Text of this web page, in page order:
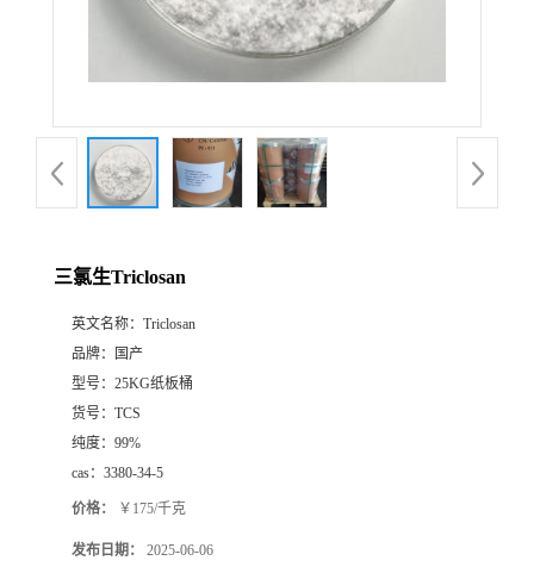
三氯生Triclosan
英文名称： Triclosan
品牌：
国产
型号： 25KG纸板桶
货号： TCS
纯度： 99%
cas： 3380-34-5
价格： ￥175/千克
发布日期： 2025-06-06